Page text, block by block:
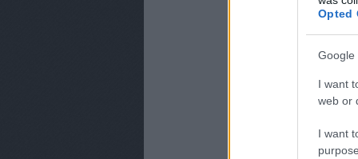
Opted
Google
I want
web or
I want